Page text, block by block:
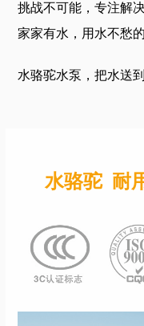
挑战不可能，专注解
家家有水，用水不愁
水骆驼水泵，把水送到
水骆驼 耐